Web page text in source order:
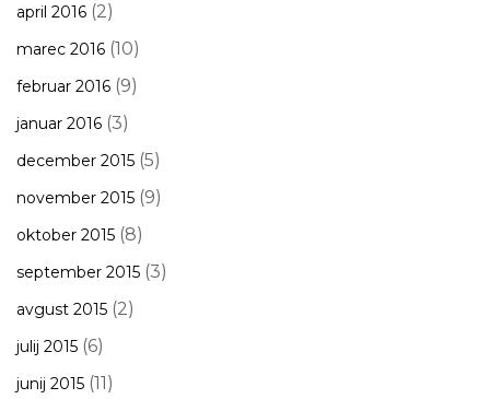
april 2016 (2)
marec 2016 (10)
februar 2016 (9)
januar 2016 (3)
december 2015 (5)
november 2015 (9)
oktober 2015 (8)
september 2015 (3)
avgust 2015 (2)
julij 2015 (6)
junij 2015 (11)